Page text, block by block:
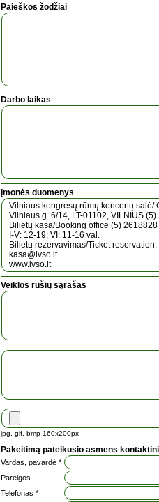
Paieškos žodžiai
Darbo laikas
Įmonės duomenys
Veiklos rūšių sąrašas
jpg, gif, bmp 160x200px
Pakeitimą pateikusio asmens
Vardas, pavardė *
Pareigos
Telefonas *